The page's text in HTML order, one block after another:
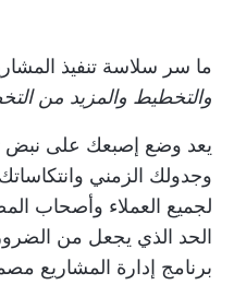
ما سر سلاسة تنفيذ
والتخطيط والمزيد من
يعد وضع إصبعك على
وجدولك الزمني
لجميع العملاء وأصحاب
الحد الذي يجعل من
برنامج إدارة المشاريع